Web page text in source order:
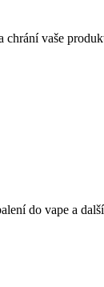
vaše
do vape a